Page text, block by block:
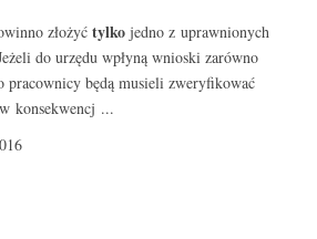
złożyć tylko jedno z uprawnionych
do urzędu wpłyną wnioski zarówno
będą musieli zweryfikować
konsekwencj ...